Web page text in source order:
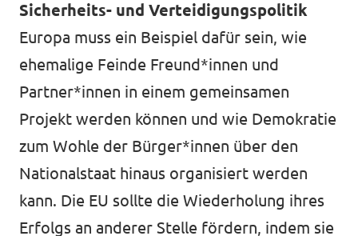
Sicherheits- und Verteidigungspolitik
Europa muss ein Beispiel dafür sein, wie
ehemalige Feinde Freund*innen und
Partner*innen in einem gemeinsamen
Projekt werden können und wie Demokratie
zum Wohle der Bürger*innen über den
Nationalstaat hinaus organisiert werden
kann. Die EU sollte die Wiederholung ihres
Erfolgs an anderer Stelle fördern, indem sie